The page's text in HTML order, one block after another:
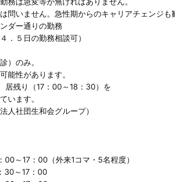
問いません。急性期からのキャリアチェンジも
ダー通りの勤務
．５日の勤務相談可）
）のみ。
能性があります。
居残り（17：00～18：30）を
います。
人社団生和会グループ）
：00（外来1コマ・5名程度）
～17：00